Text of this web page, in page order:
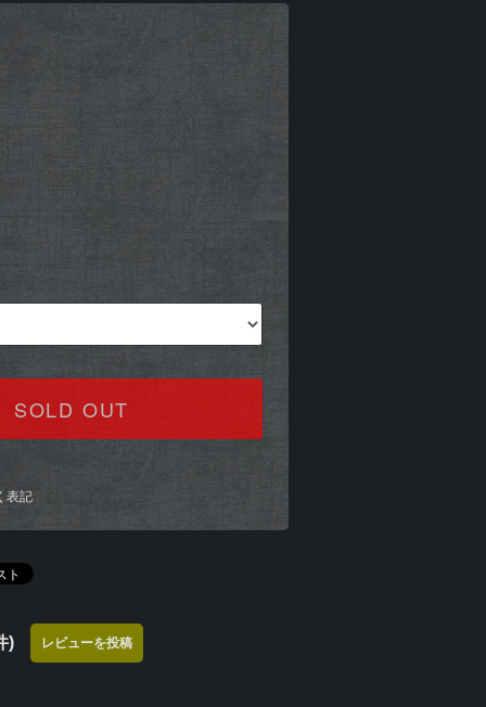
SOLD OUT
表記
) レビューを投稿